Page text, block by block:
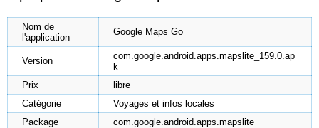
Nom de
l'application
Google Maps Go
Version
com.google.android.apps.mapslite_159.0.ap
k
Prix
libre
Catégorie
Voyages et infos locales
Package
com.google.android.apps.mapslite